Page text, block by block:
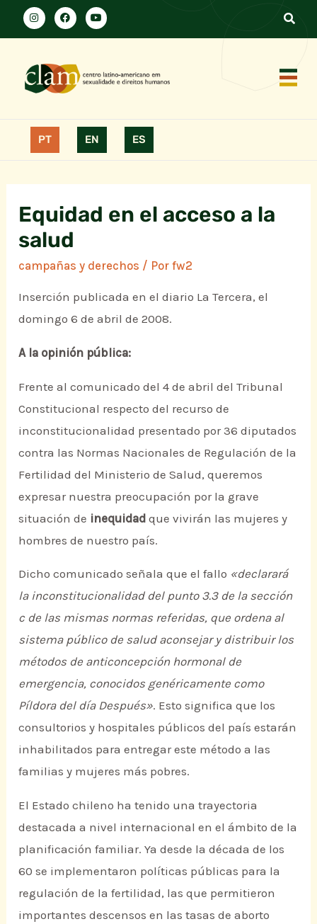
PT EN ES
Equidad en el acceso a la
salud
campañas y derechos / Porfw2
Inserción publicada en el diario La Tercera, el
domingo 6 de abril de 2008.
A la opinión pública:
Frente al comunicado del 4 de abril del Tribunal
Constitucional respecto del recurso de
inconstitucionalidad presentado por 36 diputados
contra las Normas Nacionales de Regulación de la
Fertilidad del Ministerio de Salud, queremos
expresar nuestra preocupación por la grave
situación de inequidad que vivirán las mujeres y
hombres de nuestro país.
Dicho comunicado señala que el fallo «declarará
la inconstitucionalidad del punto 3.3 de la sección
c de las mismas normas referidas, que ordena al
sistema público de salud aconsejar y distribuir los
métodos de anticoncepción hormonal de
emergencia, conocidos genéricamente como
Píldora del día Después». Esto significa que los
consultorios y hospitales públicos del país estarán
inhabilitados para entregar este método a las
familias y mujeres más pobres.
El Estado chileno ha tenido una trayectoria
destacada a nivel internacional en el ámbito de la
planificación familiar. Ya desde la década de los
60 se implementaron políticas públicas para la
regulación de la fertilidad, las que permitieron
importantes descensos en las tasas de aborto